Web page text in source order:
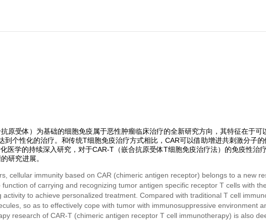
原受体）为基础的细胞免疫属于恶性肿瘤临床治疗的全新研究方向，其特征在于
到个性化的治疗。和传统T细胞免疫治疗方式相比，CAR可以借助增进共刺激分子
医学的持续深入研究，对于CAR-T（嵌合抗原受体T细胞免疫治疗法）的免疫性
研究进展。
cellular immunity based on CAR (chimeric antigen receptor) belongs to a new
of carrying and recognizing tumor antigen specific receptor T cells with
to achieve personalized treatment. Compared with traditional T cell
so as to effectively cope with tumor with immunosuppressive environment
research of CAR-T (chimeric antigen receptor T cell immunotherapy) is also